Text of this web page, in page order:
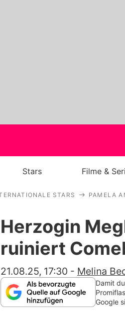
Stars Filme &
STARS PAMELA
Herzogin
ruiniert
21.08.25, 17:30 - Melina
Damit
Google